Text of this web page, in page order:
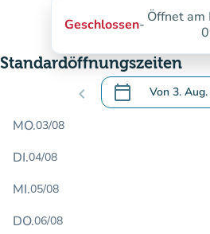
Geschlossen- Öffnet am
Standardöffnungszeiten
chevron_left calendar_today Von 3. Aug.
.Öffnen Sie den
MO.03/08
DI.04/08
MI.05/08
DO.06/08